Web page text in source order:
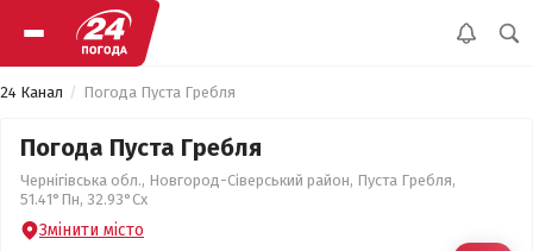
24 Канал Погода Пуста Гребля
Погода Пуста Гребля
Чернігівська обл., Новгород-Сіверський район, Пуста Гребля,
51.41°Пн, 32.93°Сх
Змінити місто